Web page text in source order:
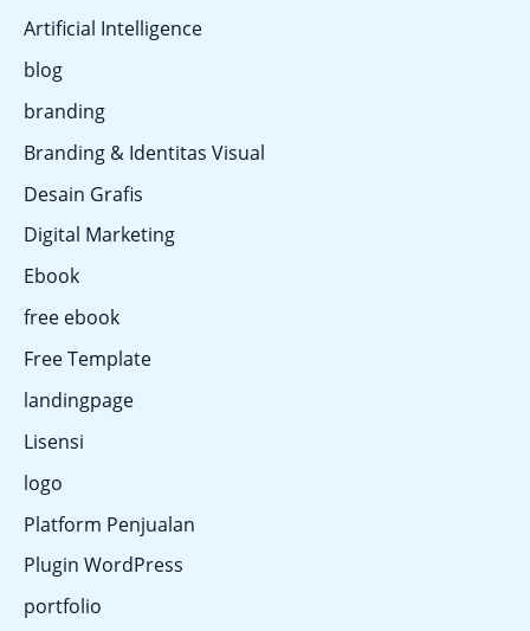
Artificial Intelligence
blog
branding
Branding & Identitas Visual
Desain Grafis
Digital Marketing
Ebook
free ebook
Free Template
landingpage
Lisensi
logo
Platform Penjualan
Plugin WordPress
portfolio